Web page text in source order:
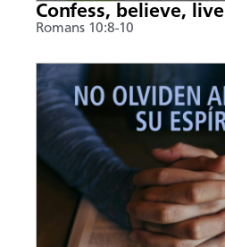
Confess, believe, live
Romans 10:8-10